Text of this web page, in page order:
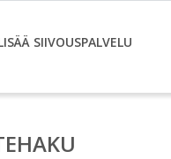
SIIVOUSPALVELU